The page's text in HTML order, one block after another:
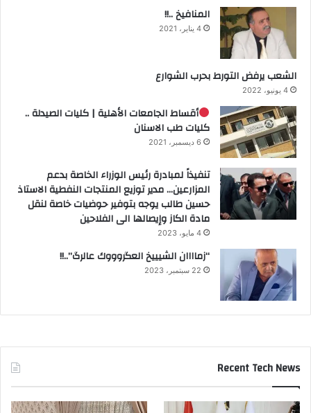
المنافيخ ..!!
4 يناير، 2021
الشعب يرفض التورط بحرب الشوارع
4 يونيو، 2022
أقساط الجامعات الأهلية | كليات الصيدلة ..
كليات طب الاسنان
6 ديسمبر، 2021
تنفيذاً لمبادرة رئيس الوزراء الخاصة بدعم
المزارعين… مدير توزيع المنتجات النفطية الاستاذ
حسين طالب يوجه بتوفير حوضيات خاصة لنقل
مادة الكاز وإيصالها الى الفلاحين
4 مايو، 2023
“زماااان الشيييخ العگروووك عالرگ”..!!
22 سبتمبر، 2023
Recent Tech News